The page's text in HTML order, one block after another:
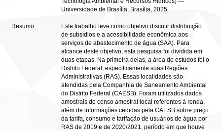
Universidade de Brasília, Brasília, 2025.
Resumo:
Este trabalho teve como objetivo discutir distribuição
de subsídios e a acessibilidade econômica aos
serviços de abastecimento de água (SAA). Para
alcance deste objetivo, esta pesquisa foi dividida em
duas etapas. Na primeira delas, a área de estudos foi o
Distrito Federal, especificamente suas Regiões
Administrativas (RAS). Essas localidades são
atendidas pela Companhia de Saneamento Ambiental
do Distrito Federal (CAESB). Foram utilizados dados
amostrais de censo amostral local referentes à renda,
além de informações cedidas pela CAESB sobre preço
da tarifa, consumo e tarifação de usuários de água por
RAS de 2019 e de 2020/2021, período em que houve